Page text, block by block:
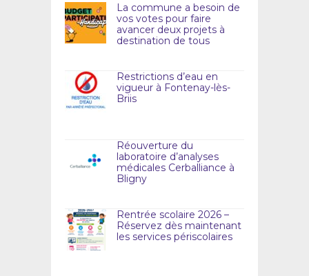
La commune a besoin de
vos votes pour faire
avancer deux projets à
destination de tous
Restrictions d’eau en
vigueur à Fontenay-lès-
Briis
Réouverture du
laboratoire d’analyses
médicales Cerballiance à
Bligny
Rentrée scolaire 2026 –
Réservez dès maintenant
les services périscolaires